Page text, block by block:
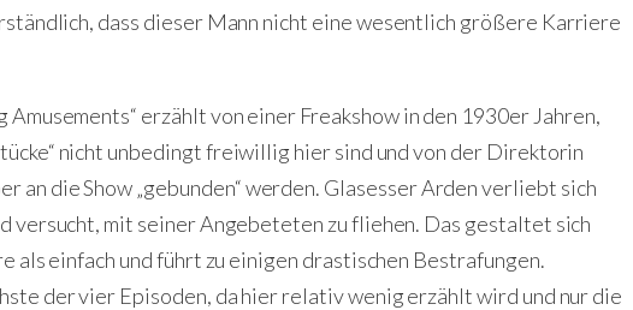
dass dieser Mann nicht eine wesentlich größere Karriere
Amusements“ erzählt von einer Freakshow in den 1930er Jahren,
nicht unbedingt freiwillig hier sind und von der Direktorin
an die Show „gebunden“ werden. Glasesser Arden verliebt sich
versucht, mit seiner Angebeteten zu fliehen. Das gestaltet sich
als einfach und führt zu einigen drastischen Bestrafungen.
der vier Episoden, da hier relativ wenig erzählt wird und nur die